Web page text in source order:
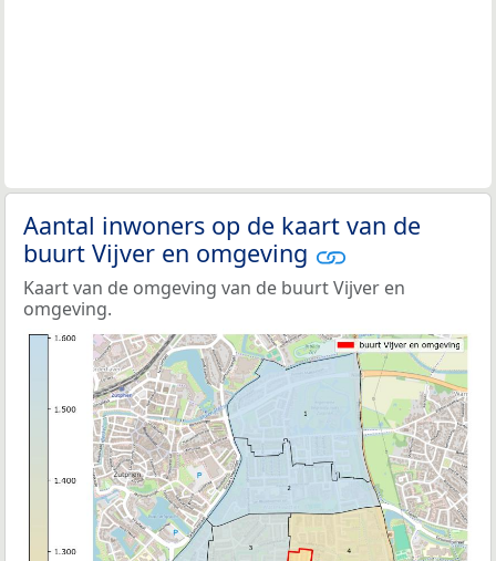
Aantal inwoners op de kaart van de
buurt Vijver en omgeving
Kaart van de omgeving van de buurt Vijver en
omgeving.